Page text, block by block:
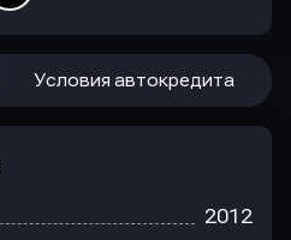
Условия автокредита
2012